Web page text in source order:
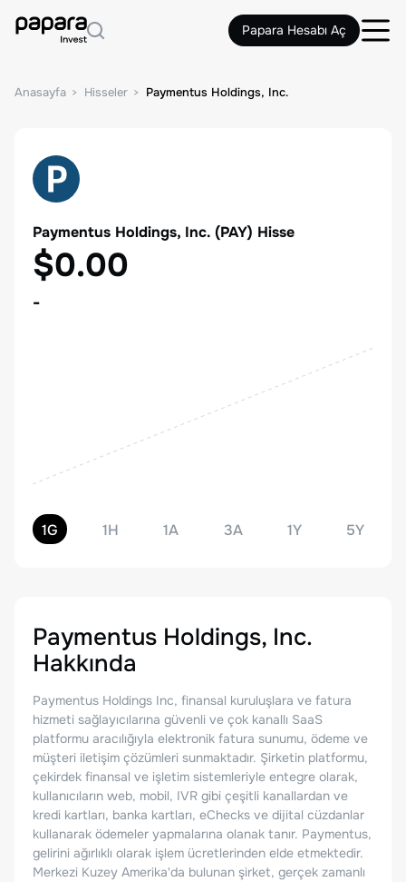
Papara Hesabı Aç
Anasayfa Hisseler Paymentus Holdings, Inc.
Paymentus Holdings, Inc. (PAY) Hisse
$0.00
-
1G 1H 1A 3A 1Y 5Y
Paymentus Holdings, Inc.
Hakkında
Paymentus Holdings Inc, finansal kuruluşlara ve fatura
hizmeti sağlayıcılarına güvenli ve çok kanallı SaaS
platformu aracılığıyla elektronik fatura sunumu, ödeme ve
müşteri iletişim çözümleri sunmaktadır. Şirketin platformu,
çekirdek finansal ve işletim sistemleriyle entegre olarak,
kullanıcıların web, mobil, IVR gibi çeşitli kanallardan ve
kredi kartları, banka kartları, eChecks ve dijital cüzdanlar
kullanarak ödemeler yapmalarına olanak tanır. Paymentus,
gelirini ağırlıklı olarak işlem ücretlerinden elde etmektedir.
Merkezi Kuzey Amerika'da bulunan şirket, gerçek zamanlı